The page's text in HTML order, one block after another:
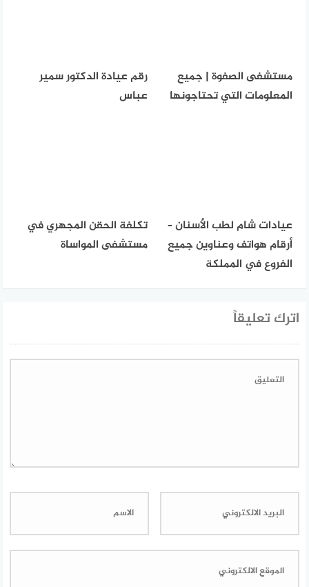
مستشفى الصفوة | جميع
المعلومات التي تحتاجونها
رقم عيادة الدكتور سمير
عباس
عيادات شام لطب الأسنان –
أرقام هواتف وعناوين جميع
الفروع في المملكة
تكلفة الحقن المجهري في
مستشفى المواساة
اترك تعليقاً